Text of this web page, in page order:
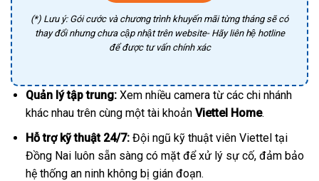
(*) Lưu ý: Gói cước và chương trình khuyến mãi từng tháng sẽ có
thay đổi nhưng chưa cập nhật trên website- Hãy liên hệ hotline
để được tư vấn chính xác
Quản lý tập trung:Xem nhiều camera từ các chi nhánh
khác nhau trên cùng một tài khoản Viettel Home.
Hỗ trợ kỹ thuật 24/7:Đội ngũ kỹ thuật viên Viettel tại
Đồng Nai luôn sẵn sàng có mặt để xử lý sự cố, đảm bảo
hệ thống an ninh không bị gián đoạn.